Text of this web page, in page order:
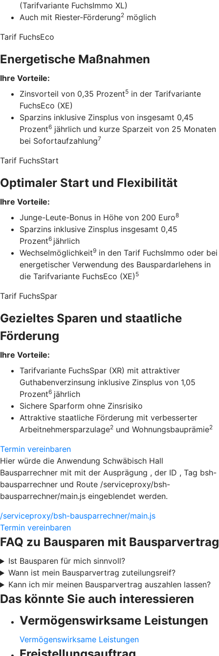
(Tarifvariante FuchsImmo XL)
Auch mit Riester-Förderung2 möglich
Tarif FuchsEco
Energetische Maßnahmen
Ihre Vorteile:
Zinsvorteil von 0,35 Prozent5 in der Tarifvariante
FuchsEco (XE)
Sparzins inklusive Zinsplus von insgesamt 0,45
Prozent6 jährlich und kurze Sparzeit von 25 Monaten
bei Sofortaufzahlung7
Tarif FuchsStart
Optimaler Start und Flexibilität
Ihre Vorteile:
Junge-Leute-Bonus in Höhe von 200 Euro8
Sparzins inklusive Zinsplus insgesamt 0,45
Prozent6 jährlich
Wechselmöglichkeit9 in den Tarif FuchsImmo oder bei
energetischer Verwendung des Bauspardarlehens in
die Tarifvariante FuchsEco (XE) 5
Tarif FuchsSpar
Gezieltes Sparen und staatliche
Förderung
Ihre Vorteile:
Tarifvariante FuchsSpar (XR) mit attraktiver
Guthabenverzinsung inklusive Zinsplus von 1,05
Prozent6 jährlich
Sichere Sparform ohne Zinsrisiko
Attraktive staatliche Förderung mit verbesserter
Arbeitnehmersparzulage2 und Wohnungsbauprämie2
Termin vereinbaren
Hier würde die Anwendung Schwäbisch Hall
Bausparrechner mit mit der Ausprägung , der ID , Tag bsh-
bausparrechner und Route /serviceproxy/bsh-
bausparrechner/main.js eingeblendet werden.
/serviceproxy/bsh-bausparrechner/main.js
Termin vereinbaren
FAQ zu Bausparen mit Bausparvertrag
Ist Bausparen für mich sinnvoll?
Wann ist mein Bausparvertrag zuteilungsreif?
Kann ich mir meinen Bausparvertrag auszahlen lassen?
Das könnte Sie auch interessieren
Vermögenswirksame Leistungen
Vermögenswirksame Leistungen